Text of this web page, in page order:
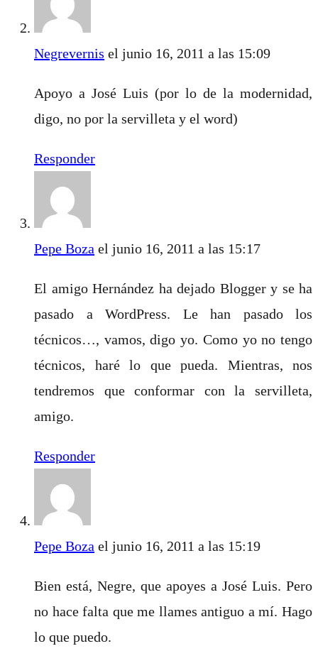
Negrevernis el junio 16, 2011 a las 15:09
Apoyo a José Luis (por lo de la modernidad,
digo, no por la servilleta y el word)
Responder
Pepe Boza el junio 16, 2011 a las 15:17
El amigo Hernández ha dejado Blogger y se ha
pasado a WordPress. Le han pasado los
técnicos…, vamos, digo yo. Como yo no tengo
técnicos, haré lo que pueda. Mientras, nos
tendremos que conformar con la servilleta,
amigo.
Responder
Pepe Boza el junio 16, 2011 a las 15:19
Bien está, Negre, que apoyes a José Luis. Pero
no hace falta que me llames antiguo a mí. Hago
lo que puedo.